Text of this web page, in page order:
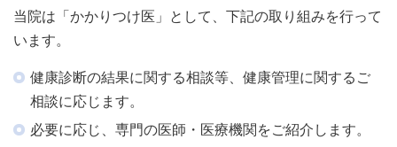
当院は「かかりつけ医」として、下記の取り組みを行って
います。
健康診断の結果に関する相談等、健康管理に関するご
相談に応じます。
必要に応じ、専門の医師・医療機関をご紹介します。